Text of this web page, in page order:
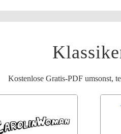
Kostenlose Gratis-PDF umsonst,